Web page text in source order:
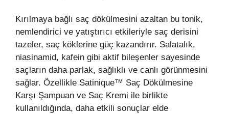
Kırılmaya bağlı saç dökülmesini azaltan bu tonik,
nemlendirici ve yatıştırıcı etkileriyle saç derisini
tazeler, saç köklerine güç kazandırır. Salatalık,
niasinamid, kafein gibi aktif bileşenler sayesinde
saçların daha parlak, sağlıklı ve canlı görünmesini
sağlar. Özellikle Satinique™ Saç Dökülmesine
Karşı Şampuan ve Saç Kremi ile birlikte
kullanıldığında, daha etkili sonuçlar elde